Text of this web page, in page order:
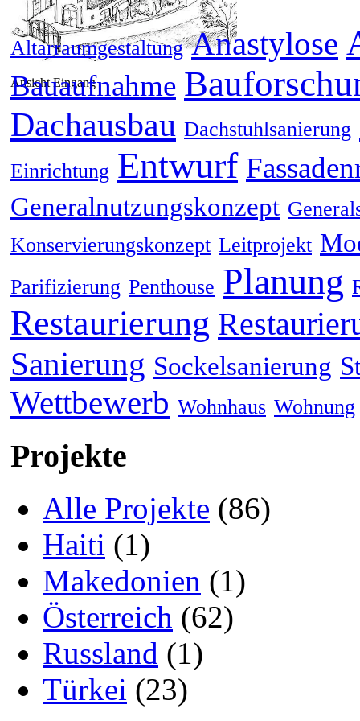
Ansicht Eingang
Altarraumgestaltung Anastylose
Bauaufnahme
Dachausbau Dachstuhlsanierung
Einrichtung Entwurf
Generalnutzungskonzept
Konservierungskonzept Leitprojekt
Parifizierung Penthouse Planung
Restaurierung
Sanierung Sockelsanierung
Wettbewerb Wohnhaus Wohnung
Projekte
Alle Projekte (86)
Haiti (1)
Makedonien (1)
Österreich (62)
Russland (1)
Türkei (23)